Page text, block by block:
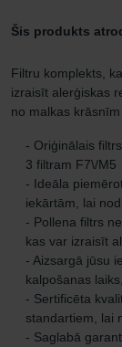
Šis produkts
Filtru komplekts,
izraisīt alerģiskas
no malkas
- Oriģinālais
3 filtram F7\/M5
- Ideāla
iekārtām, lai
- Pollena filtrs
kas var izraisīt
- Aizsargā jūsu
kalpošanas
- Sertificēta
standartiem, lai
- Saglabā